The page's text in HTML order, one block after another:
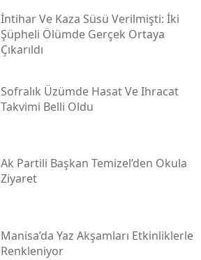
İntihar Ve Kaza Süsü Verilmişti: İki
Şüpheli Ölümde Gerçek Ortaya
Çıkarıldı
Sofralık Üzümde Hasat Ve Ihracat
Takvimi Belli Oldu
Ak Partili Başkan Temizel’den Okula
Ziyaret
Manisa’da Yaz Akşamları Etkinliklerle
Renkleniyor